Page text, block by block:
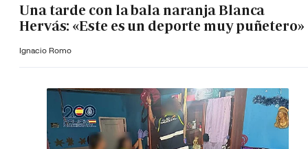
Una tarde con la bala naranja Blanca
Hervás: «Este es un deporte muy puñetero»
Ignacio Romo